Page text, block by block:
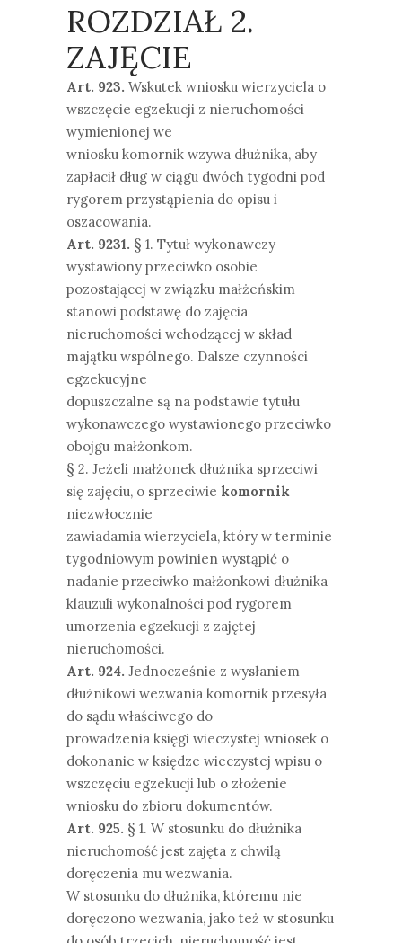
ROZDZIAŁ 2.
ZAJĘCIE
Art. 923. Wskutek wniosku wierzyciela o
wszczęcie egzekucji z nieruchomości
wymienionej we
wniosku komornik wzywa dłużnika, aby
zapłacił dług w ciągu dwóch tygodni pod
rygorem przystąpienia do opisu i
oszacowania.
Art. 9231. § 1. Tytuł wykonawczy
wystawiony przeciwko osobie
pozostającej w związku małżeńskim
stanowi podstawę do zajęcia
nieruchomości wchodzącej w skład
majątku wspólnego. Dalsze czynności
egzekucyjne
dopuszczalne są na podstawie tytułu
wykonawczego wystawionego przeciwko
obojgu małżonkom.
§ 2. Jeżeli małżonek dłużnika sprzeciwi
się zajęciu, o sprzeciwie komornik
niezwłocznie
zawiadamia wierzyciela, który w terminie
tygodniowym powinien wystąpić o
nadanie przeciwko małżonkowi dłużnika
klauzuli wykonalności pod rygorem
umorzenia egzekucji z zajętej
nieruchomości.
Art. 924. Jednocześnie z wysłaniem
dłużnikowi wezwania komornik przesyła
do sądu właściwego do
prowadzenia księgi wieczystej wniosek o
dokonanie w księdze wieczystej wpisu o
wszczęciu egzekucji lub o złożenie
wniosku do zbioru dokumentów.
Art. 925. § 1. W stosunku do dłużnika
nieruchomość jest zajęta z chwilą
doręczenia mu wezwania.
W stosunku do dłużnika, któremu nie
doręczono wezwania, jako też w stosunku